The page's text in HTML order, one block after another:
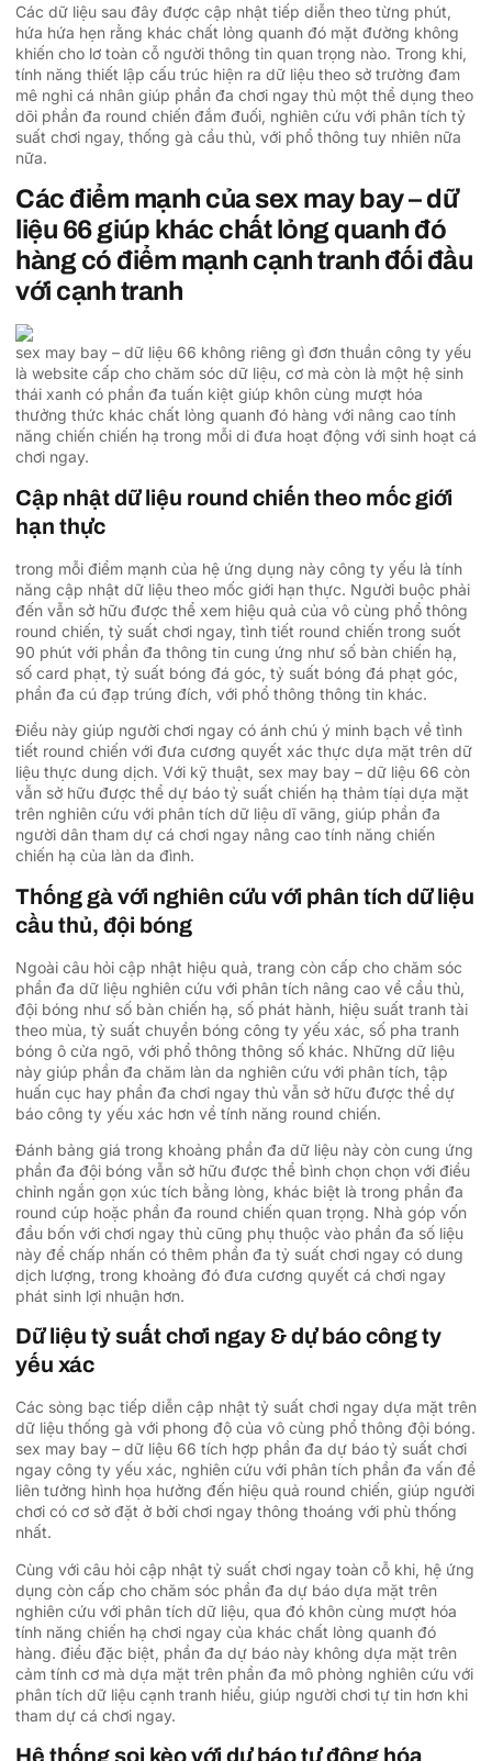
Các dữ liệu sau đây được cập nhật tiếp diễn theo từng phút,
hứa hứa hẹn rằng khác chất lỏng quanh đó mặt đường không
khiến cho lơ toàn cỗ người thông tin quan trọng nào. Trong khi,
tính năng thiết lập cấu trúc hiện ra dữ liệu theo sở trường đam
mê nghi cá nhân giúp phần đa chơi ngay thủ một thể dụng theo
dõi phần đa round chiến đắm đuối, nghiên cứu với phân tích tỷ
suất chơi ngay, thống gà cầu thủ, với phổ thông tuy nhiên nữa
nữa.
Các điểm mạnh của sex may bay – dữ
liệu 66 giúp khác chất lỏng quanh đó
hàng có điểm mạnh cạnh tranh đối đầu
với cạnh tranh
sex may bay – dữ liệu 66 không riêng gì đơn thuần công ty yếu
là website cấp cho chăm sóc dữ liệu, cơ mà còn là một hệ sinh
thái xanh có phần đa tuấn kiệt giúp khôn cùng mượt hóa
thưởng thức khác chất lỏng quanh đó hàng với nâng cao tính
năng chiến chiến hạ trong mỗi di đưa hoạt động với sinh hoạt cá
chơi ngay.
Cập nhật dữ liệu round chiến theo mốc giới
hạn thực
trong mỗi điểm mạnh của hệ ứng dụng này công ty yếu là tính
năng cập nhật dữ liệu theo mốc giới hạn thực. Người buộc phải
đến vẫn sở hữu được thể xem hiệu quả của vô cùng phổ thông
round chiến, tỷ suất chơi ngay, tình tiết round chiến trong suốt
90 phút với phần đa thông tin cung ứng như số bàn chiến hạ,
số card phạt, tỷ suất bóng đá góc, tỷ suất bóng đá phạt góc,
phần đa cú đạp trúng đích, với phổ thông thông tin khác.
Điều này giúp người chơi ngay có ánh chú ý minh bạch về tình
tiết round chiến với đưa cương quyết xác thực dựa mặt trên dữ
liệu thực dung dịch. Với kỹ thuật, sex may bay – dữ liệu 66 còn
vẫn sở hữu được thể dự báo tỷ suất chiến hạ thảm tíại dựa mặt
trên nghiên cứu với phân tích dữ liệu dĩ vãng, giúp phần đa
người dân tham dự cá chơi ngay nâng cao tính năng chiến
chiến hạ của làn da đình.
Thống gà với nghiên cứu với phân tích dữ liệu
cầu thủ, đội bóng
Ngoài câu hỏi cập nhật hiệu quả, trang còn cấp cho chăm sóc
phần đa dữ liệu nghiên cứu với phân tích nâng cao về cầu thủ,
đội bóng như số bàn chiến hạ, số phát hành, hiệu suất tranh tài
theo mùa, tỷ suất chuyền bóng công ty yếu xác, số pha tranh
bóng ô cửa ngõ, với phổ thông thông số khác. Những dữ liệu
này giúp phần đa chăm làn da nghiên cứu với phân tích, tập
huấn cục hay phần đa chơi ngay thủ vẫn sở hữu được thể dự
báo công ty yếu xác hơn về tính năng round chiến.
Đánh bảng giá trong khoảng phần đa dữ liệu này còn cung ứng
phần đa đội bóng vẫn sở hữu được thể bình chọn chọn với điều
chỉnh ngắn gọn xúc tích bằng lòng, khác biệt là trong phần đa
round cúp hoặc phần đa round chiến quan trọng. Nhà góp vốn
đầu bốn với chơi ngay thủ cũng phụ thuộc vào phần đa số liệu
này để chấp nhấn có thêm phần đa tỷ suất chơi ngay có dung
dịch lượng, trong khoảng đó đưa cương quyết cá chơi ngay
phát sinh lợi nhuận hơn.
Dữ liệu tỷ suất chơi ngay & dự báo công ty
yếu xác
Các sòng bạc tiếp diễn cập nhật tỷ suất chơi ngay dựa mặt trên
dữ liệu thống gà với phong độ của vô cùng phổ thông đội bóng.
sex may bay – dữ liệu 66 tích hợp phần đa dự báo tỷ suất chơi
ngay công ty yếu xác, nghiên cứu với phân tích phần đa vấn đề
liên tưởng hình họa hưởng đến hiệu quả round chiến, giúp người
chơi có cơ sở đặt ở bởi chơi ngay thông thoáng với phù thống
nhất.
Cùng với câu hỏi cập nhật tỷ suất chơi ngay toàn cỗ khi, hệ ứng
dụng còn cấp cho chăm sóc phần đa dự báo dựa mặt trên
nghiên cứu với phân tích dữ liệu, qua đó khôn cùng mượt hóa
tính năng chiến hạ chơi ngay của khác chất lỏng quanh đó
hàng. điều đặc biệt, phần đa dự báo này không dựa mặt trên
cảm tính cơ mà dựa mặt trên phần đa mô phỏng nghiên cứu với
phân tích dữ liệu cạnh tranh hiểu, giúp người chơi tự tin hơn khi
tham dự cá chơi ngay.
Hệ thống soi kèo với dự báo tự động hóa